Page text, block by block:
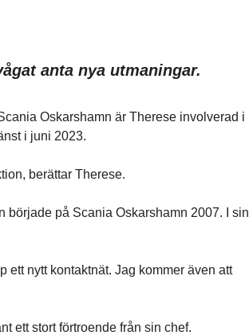
anta nya utmaningar.
Oskarshamn är Therese involverad i
i juni 2023.
berättar Therese.
började på Scania Oskarshamn 2007. I sin
ett nytt kontaktnät. Jag kommer även att
ett stort förtroende från sin chef.